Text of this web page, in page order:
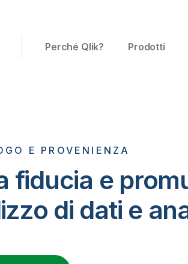
Perché Qlik? Prodotti
E PROVENIENZA
fiducia e
di dati e